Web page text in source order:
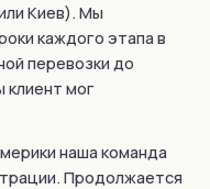
Киев). Мы
каждого этапа в
перевозки до
клиент мог
наша команда
Продолжается